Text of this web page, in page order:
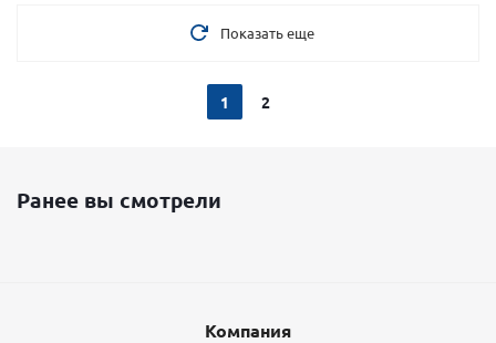
Показать еще
1 2
Ранее вы смотрели
Компания